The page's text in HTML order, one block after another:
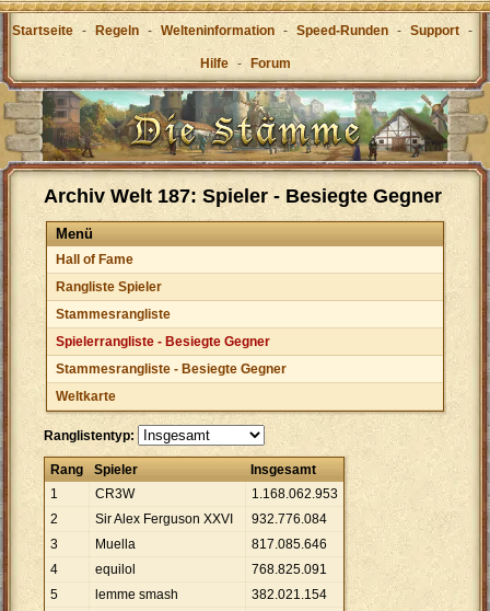
Startseite - Regeln - Welteninformation - Speed-Runden - Support -
Hilfe - Forum
Archiv Welt 187: Spieler - Besiegte Gegner
Menü
Hall of Fame
Rangliste Spieler
Stammesrangliste
Spielerrangliste - Besiegte Gegner
Stammesrangliste - Besiegte Gegner
Weltkarte
Ranglistentyp:
Rang Spieler
Insgesamt
1
CR3W 1.168.062.953
2
Sir Alex Ferguson XXVI 932.776.084
3
Muella 817.085.646
4
equilol 768.825.091
5
lemme smash 382.021.154